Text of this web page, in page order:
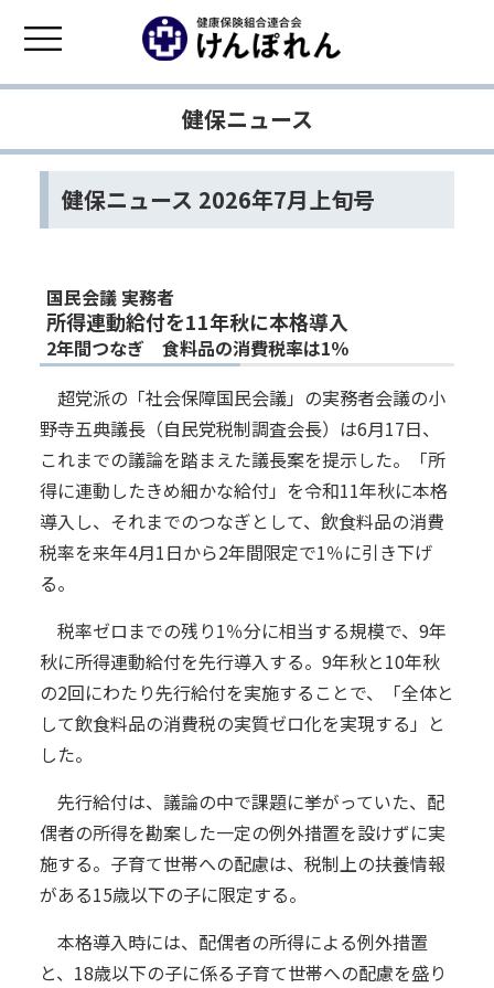
健保ニュース
健保ニュース 2026年7月上旬号
国民会議 実務者
所得連動給付を11年秋に本格導入
2年間つなぎ 食料品の消費税率は1％
超党派の「社会保障国民会議」の実務者会議の小
野寺五典議長（自民党税制調査会長）は6月17日、
これまでの議論を踏まえた議長案を提示した。「所
得に連動したきめ細かな給付」を令和11年秋に本格
導入し、それまでのつなぎとして、飲食料品の消費
税率を来年4月1日から2年間限定で1％に引き下げ
る。
税率ゼロまでの残り1％分に相当する規模で、9年
秋に所得連動給付を先行導入する。9年秋と10年秋
の2回にわたり先行給付を実施することで、「全体と
して飲食料品の消費税の実質ゼロ化を実現する」と
した。
先行給付は、議論の中で課題に挙がっていた、配
偶者の所得を勘案した一定の例外措置を設けずに実
施する。子育て世帯への配慮は、税制上の扶養情報
がある15歳以下の子に限定する。
本格導入時には、配偶者の所得による例外措置
と、18歳以下の子に係る子育て世帯への配慮を盛り